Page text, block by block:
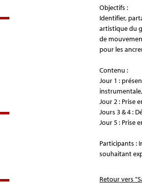
Objectifs :
Identifier,
artistique du
de
pour les
Contenu :
Jour 1 :
Jour 2 : Prise
Jours 3 & 4 :
Jour 5 : Prise
Participants :
souhaitant
Retour vers